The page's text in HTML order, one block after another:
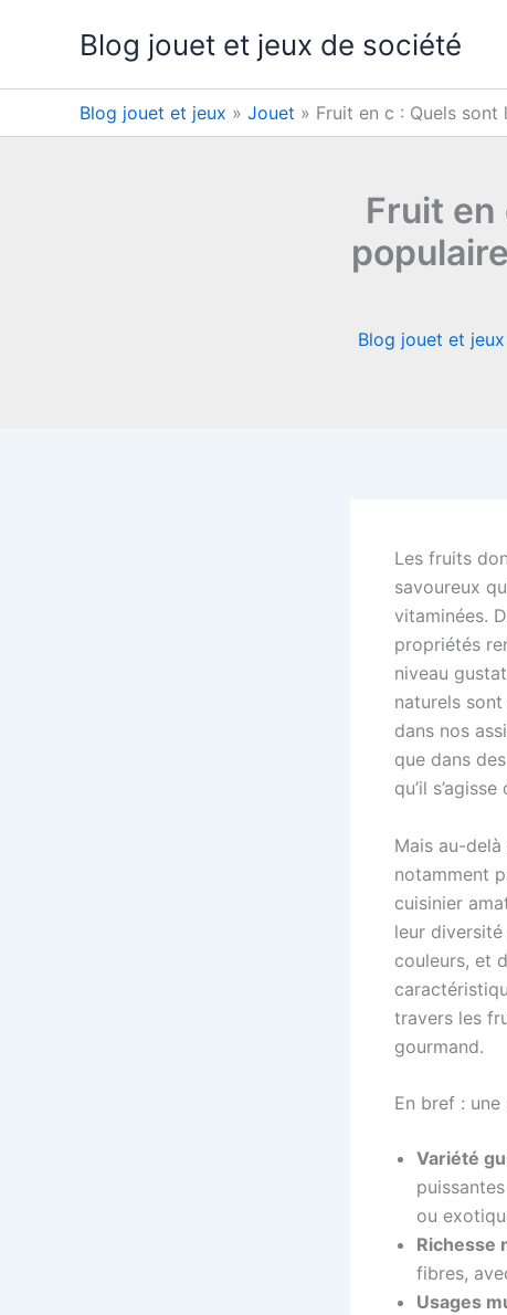
Blog jouet et jeux de société
Blog jouet et jeux » Jouet » Fruit en c : Quels
Fruit en
Blog jouet et jeux
Les fruits
savoureux
vitaminées.
propriétés
niveau
naturels
dans nos
que dans
qu’il
Mais au-
notamment
cuisinier
leur
couleurs, et
travers les
gourmand.
En bref :
Variété
ou
Richesse
fibres,
Usages